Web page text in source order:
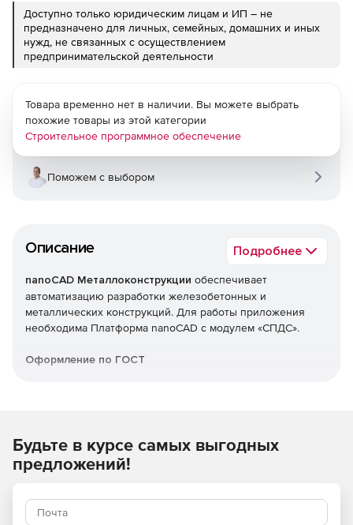
Доступно только юридическим лицам и ИП – не
предназначено для личных, семейных, домашних и иных
нужд, не связанных с осуществлением
предпринимательской деятельности
Описание Подробнее
nanoCAD Металлоконструкции обеспечивает
автоматизацию разработки железобетонных и
металлических конструкций. Для работы приложения
необходима Платформа nanoCAD с модулем «СПДС».
Оформление по ГОСТ
и марок на чертеже металлических или железобетонных
конструкций проставляются автоматически.
Библиотека элементов КЖ и КМ
Товара временно нет в наличии. Вы можете выбрать
похожие товары из этой категории
Строительное программное обеспечение
Поможем с выбором
Будьте в курсе самых выгодных
предложений!